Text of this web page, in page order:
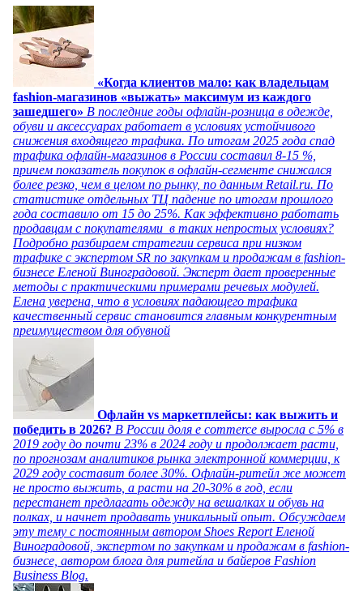
«Когда клиентов мало: как владельцам
fashion-магазинов «выжать» максимум из каждого
зашедшего» В последние годы офлайн-розница в одежде,
обуви и аксессуарах работает в условиях устойчивого
снижения входящего трафика. По итогам 2025 года спад
трафика офлайн-магазинов в России составил 8-15 %,
причем показатель покупок в офлайн-сегменте снижался
более резко, чем в целом по рынку, по данным Retail.ru. По
статистике отдельных ТЦ падение по итогам прошлого
года составило от 15 до 25%. Как эффективно работать
продавцам с покупателями в таких непростых условиях?
Подробно разбираем стратегии сервиса при низком
трафике с экспертом SR по закупкам и продажам в fashion-
бизнесе Еленой Виноградовой. Эксперт дает проверенные
методы с практическими примерами речевых модулей.
Елена уверена, что в условиях падающего трафика
качественный сервис становится главным конкурентным
преимуществом для обувной
Офлайн vs маркетплейсы: как выжить и
победить в 2026? В России доля e commerce выросла с 5% в
2019 году до почти 23% в 2024 году и продолжает расти,
по прогнозам аналитиков рынка электронной коммерции, к
2029 году составит более 30%. Офлайн-ритейл же может
не просто выжить, а расти на 20-30% в год, если
перестанет предлагать одежду на вешалках и обувь на
полках, и начнет продавать уникальный опыт. Обсуждаем
эту тему с постоянным автором Shoes Report Еленой
Виноградовой, экспертом по закупкам и продажам в fashion-
бизнесе, автором блога для ритейла и байеров Fashion
Business Blog.